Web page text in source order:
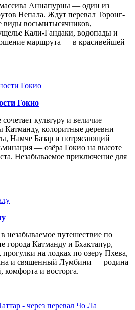
Аннапурны — один из
Непала. Ждут перевал Торонг-
восьмитысячников,
Кали-Гандаки, водопады и
маршрута — в красивейшей
Гокио
культуру и величие
Катманду, колоритные деревни
Намче Базар и потрясающий
— озёра Гокио на высоте
Незабываемое приключение для
незабываемое путешествие по
города Катманду и Бхактапур,
на лодках по озеру Пхева,
и священный Лумбини — родина
и восторга.